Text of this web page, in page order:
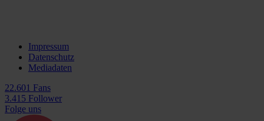
Impressum
Datenschutz
Mediadaten
22.601 Fans
3.415 Follower
Folge uns